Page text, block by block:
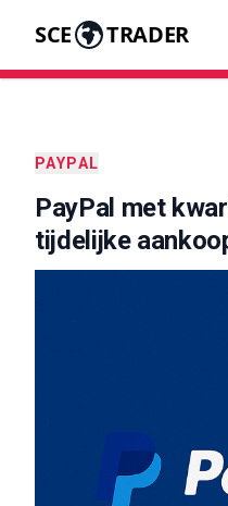
SCE TRADER
PAYPAL
PayPal met
tijdelijke